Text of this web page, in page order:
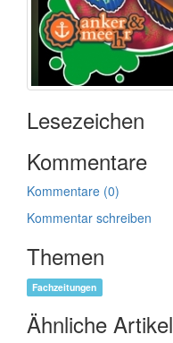
Lesezeichen
Kommentare
Kommentare (0)
Kommentar schreiben
Themen
Fachzeitungen
Ähnliche Artikel